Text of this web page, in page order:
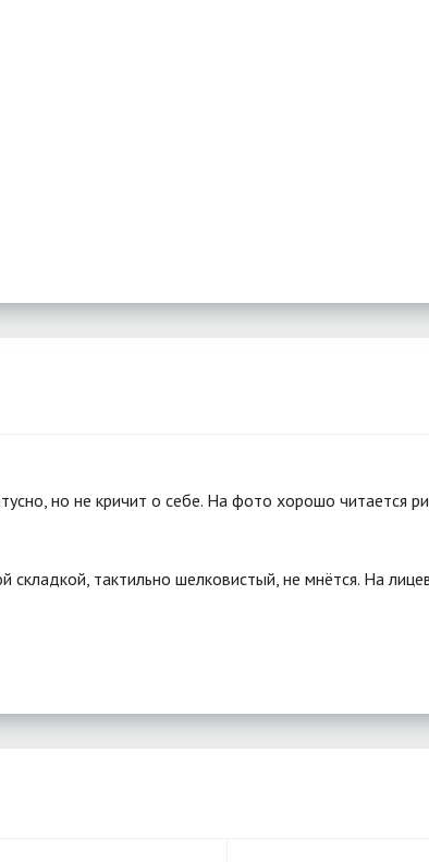
но не кричит о себе. На фото хорошо читается
тактильно шелковистый, не мнётся. На